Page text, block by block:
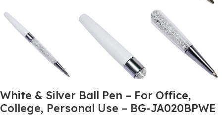
White & Silver Ball Pen – For Office,
College, Personal Use – BG-JA020BPWE